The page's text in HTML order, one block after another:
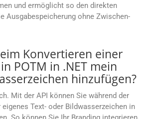
und ermöglicht so den direkten
Ausgabespeicherung ohne Zwischen-
Konvertieren einer
POTM in .NET mein
hinzufügen?
Mit der API können Sie während der
eigenes Text- oder Bildwasserzeichen in